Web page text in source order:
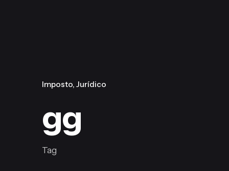
Imposto Jurídico
gg
Tag